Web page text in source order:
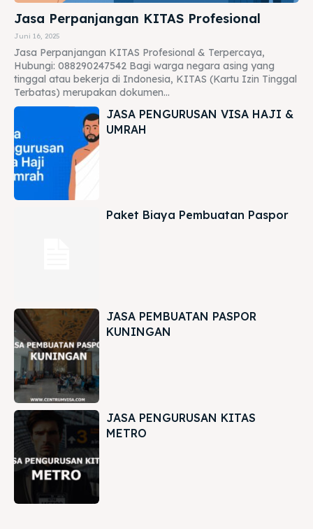
Jasa Perpanjangan KITAS Profesional
Juni 16, 2025
Jasa Perpanjangan KITAS Profesional & Terpercaya,
Hubungi: 088290247542 Bagi warga negara asing yang
tinggal atau bekerja di Indonesia, KITAS (Kartu Izin Tinggal
Terbatas) merupakan dokumen...
JASA PENGURUSAN VISA HAJI &
UMRAH
Paket Biaya Pembuatan Paspor
JASA PEMBUATAN PASPOR
KUNINGAN
JASA PENGURUSAN KITAS
METRO